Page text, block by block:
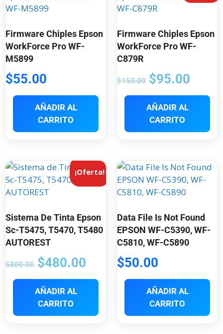
Firmware Chiples Epson
WorkForce Pro WF-
M5899
$55.00
AÑADIR AL
CARRITO
Firmware Chiples Epson
WorkForce Pro WF-
C879R
$150.00 $95.00
AÑADIR AL
CARRITO
¡Oferta!
Sistema De Tinta Epson
Sc-T5475, T5470, T5480
AUTOREST
$800.00 $480.00
AÑADIR AL
CARRITO
Data File Is Not Found
EPSON WF-C5390, WF-
C5810, WF-C5890
$50.00
AÑADIR AL
CARRITO